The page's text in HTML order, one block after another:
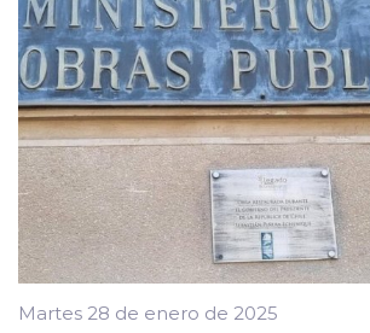
Martes 28 de enero de 2025